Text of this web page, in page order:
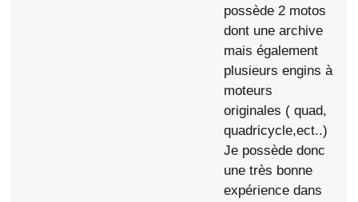
possède 2 motos
dont une archive
mais également
plusieurs engins à
moteurs
originales ( quad,
quadricycle,ect..)
Je possède donc
une très bonne
expérience dans